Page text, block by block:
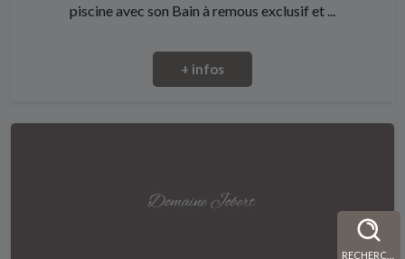
piscine avec son Bain à remous exclusif et ...
+ infos